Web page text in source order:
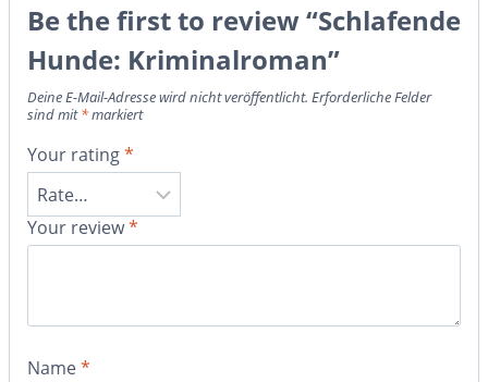
Be the first to review “Schlafende
Hunde: Kriminalroman”
Deine E-Mail-Adresse wird nicht veröffentlicht. Erforderliche Felder
sind mit*markiert
Your rating*
Your review*
Name*